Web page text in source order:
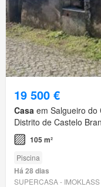
19 500 €
Casa em Salgueiro do
Distrito de Castelo
105 m²
Piscina
Há 28 dias
SUPERCASA - IMOKLASS